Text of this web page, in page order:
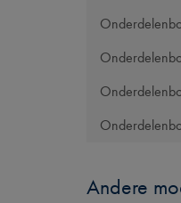
Andere